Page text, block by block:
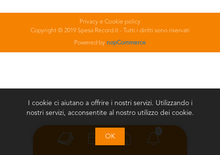
Privacy e Cookie policy
Copyright © 2019 Spesa Record.it - Tutti i diritti sono riservati
Powered by nopCommerce
I cookie ci aiutano a offrire i nostri servizi. Utilizzando i
nostri servizi, acconsentite al nostro utilizzo dei cookie.
OK